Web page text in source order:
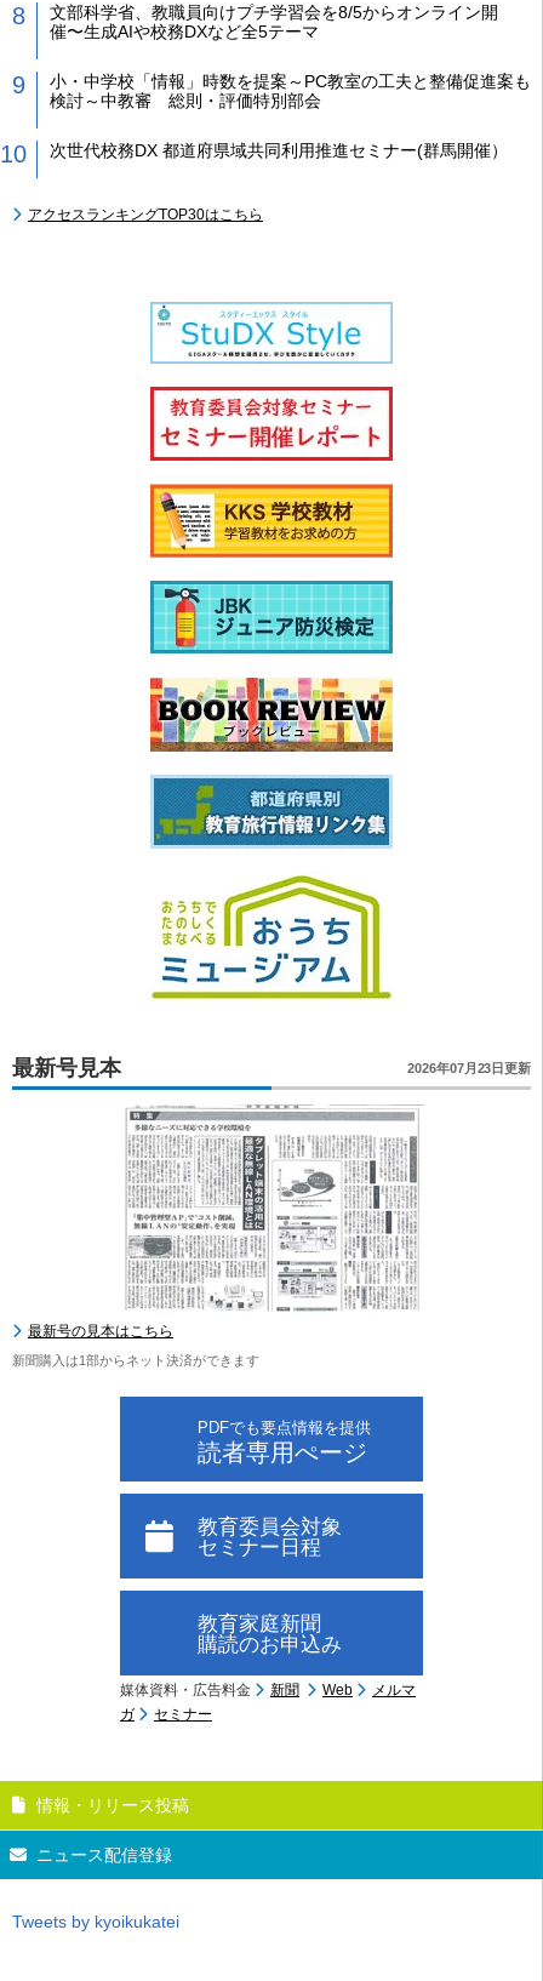
文部科学省、教職員向けプチ学習会を8/5からオンライン開
催〜生成AIや校務DXなど全5テーマ
小・中学校「情報」時数を提案～PC教室の工夫と整備促進案も
検討～中教審 総則・評価特別部会
次世代校務DX 都道府県域共同利用推進セミナー(群馬開催）
アクセスランキングTOP30はこちら
最新号見本 2026年07月23日更新
最新号の見本はこちら
新聞購入は1部からネット決済ができます
PDFでも要点情報を提供
読者専用ぺージ
教育委員会対象
セミナー日程
教育家庭新聞
購読のお申込み
媒体資料・広告料金 新聞 Web
メルマ
ガ
セミナー
情報・リリース投稿
ニュース配信登録
Tweets by kyoikukatei